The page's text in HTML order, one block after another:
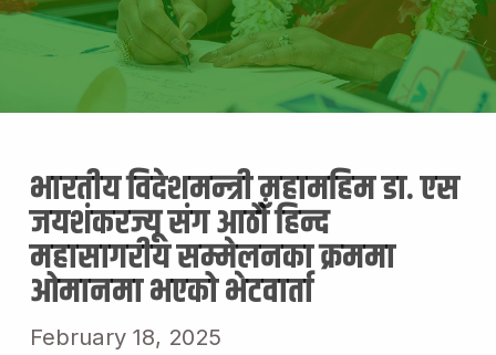
भारतीय विदेशमन्त्री महामहिम डा. एस
जयशंकरज्यू संग आठौँ हिन्द
महासागरीय सम्मेलनका क्रममा
ओमानमा भएको भेटवार्ता
February 18, 2025